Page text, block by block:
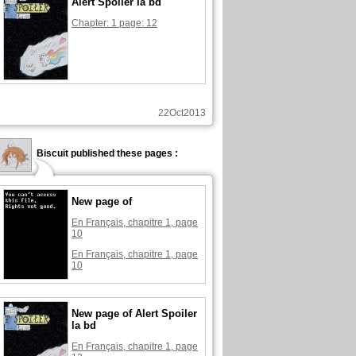
Chapter: 1 page: 12
22Oct2013
Biscuit published these pages :
New page of
En Français, chapitre 1, page
10
En Français, chapitre 1, page
10
New page of Alert Spoiler
la bd
En Français, chapitre 1, page